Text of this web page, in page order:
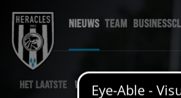
NIEUWS TEAM
HET LAATSTE WEDSTRIJD NIEUWS